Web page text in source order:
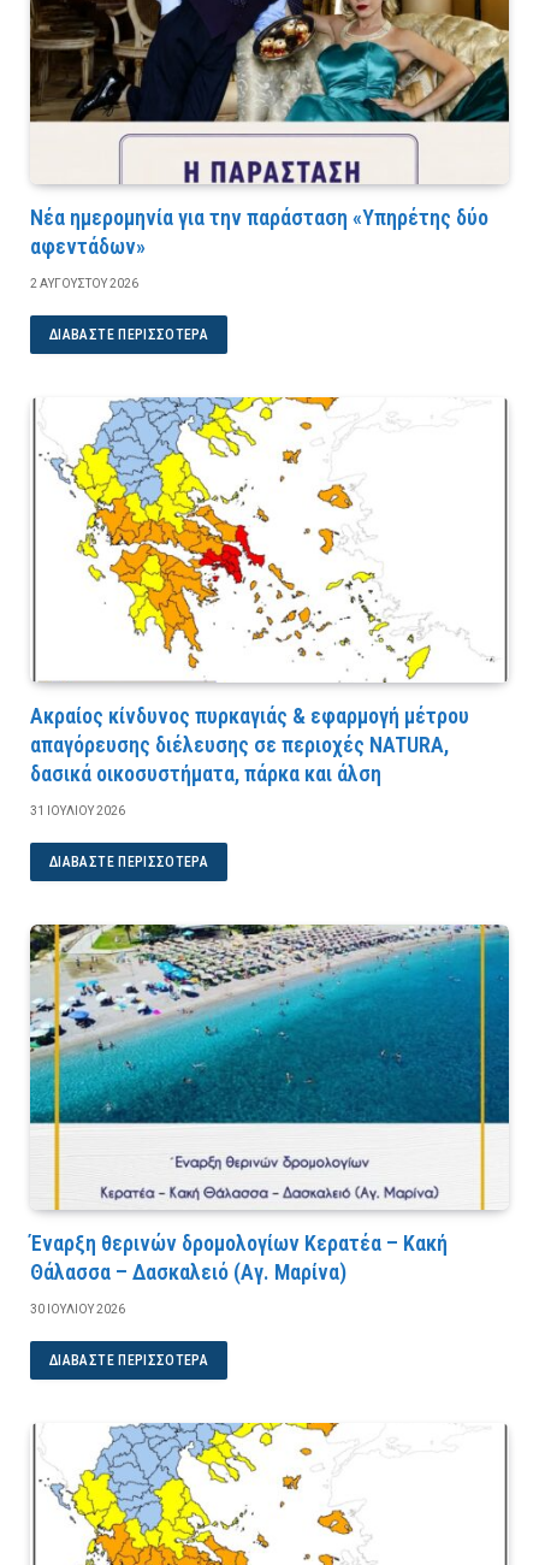
Νέα ημερομηνία για την παράσταση «Υπηρέτης δύο
αφεντάδων»
2 ΑΥΓΟΎΣΤΟΥ 2026
ΔΙΑΒΆΣΤΕ ΠΕΡΙΣΣΌΤΕΡΑ
Ακραίος κίνδυνος πυρκαγιάς & εφαρμογή μέτρου
απαγόρευσης διέλευσης σε περιοχές NATURA,
δασικά οικοσυστήματα, πάρκα και άλση
31 ΙΟΥΛΊΟΥ 2026
ΔΙΑΒΆΣΤΕ ΠΕΡΙΣΣΌΤΕΡΑ
Έναρξη θερινών δρομολογίων Κερατέα – Κακή
Θάλασσα – Δασκαλειό (Αγ. Μαρίνα)
30 ΙΟΥΛΊΟΥ 2026
ΔΙΑΒΆΣΤΕ ΠΕΡΙΣΣΌΤΕΡΑ